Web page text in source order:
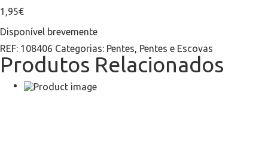
1,95€
Disponível brevemente
REF: 108406 Categorias: Pentes, Pentes e Escovas
Produtos Relacionados